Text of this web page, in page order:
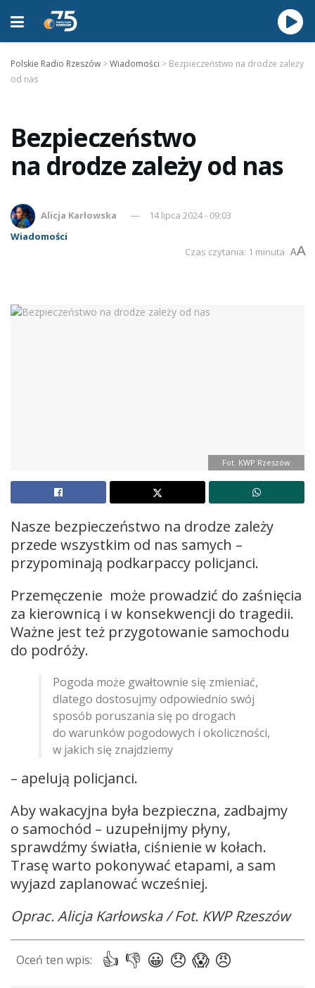
Polskie Radio Rzeszów >Wiadomości > Bezpieczeństwo na drodze zależy
od nas
Bezpieczeństwo
na drodze zależy od nas
Alicja Karłowska
14 lipca 2024 - 09:03
Wiadomości
Czas czytania: 1 minuta AA
Fot. KWP Rzeszów
Nasze bezpieczeństwo na drodze zależy
przede wszystkim od nas samych –
przypominają podkarpaccy policjanci.
Przemęczenie może prowadzić do zaśnięcia
za kierownicą i w konsekwencji do tragedii.
Ważne jest też przygotowanie samochodu
do podróży.
Pogoda może gwałtownie się zmieniać,
dlatego dostosujmy odpowiednio swój
sposób poruszania się po drogach
do warunków pogodowych i okoliczności,
w jakich się znajdziemy
– apelują policjanci.
Aby wakacyjna była bezpieczna, zadbajmy
o samochód – uzupełnijmy płyny,
sprawdźmy światła, ciśnienie w kołach.
Trasę warto pokonywać etapami, a sam
wyjazd zaplanować wcześniej.
Oprac. Alicja Karłowska / Fot. KWP Rzeszów